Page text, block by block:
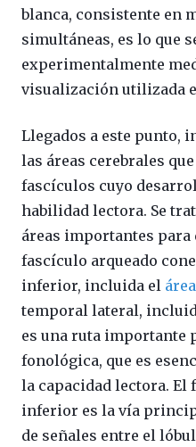
blanca, consistente en
simultáneas, es lo que
experimentalmente
visualización utilizada
Llegados a este punto,
las áreas cerebrales
fascículos cuyo
habilidad lectora. Se
áreas importantes para
fascículo arqueado
inferior, incluida el
temporal lateral,
es una ruta importante
fonológica, que es
la capacidad lectora.
inferior es la vía
de señales entre el